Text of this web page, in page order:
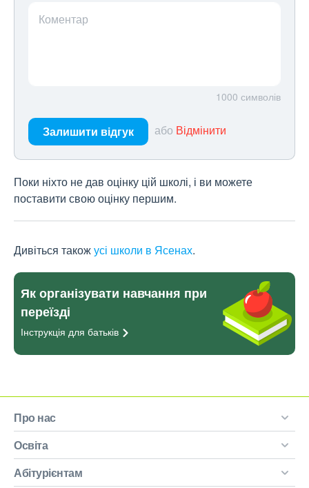
Коментар
1000 символів
Залишити відгук або Відмінити
Поки ніхто не дав оцінку цій школі, і ви можете
поставити свою оцінку першим.
Дивіться такожусі школи в Ясенах.
Як організувати навчання при
переїзді
Інструкція для батьків
Про нас
Освіта
Абітурієнтам